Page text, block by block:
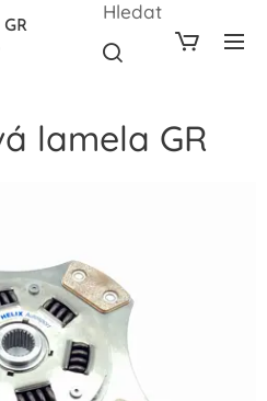
GR
Hledat
lamela GR